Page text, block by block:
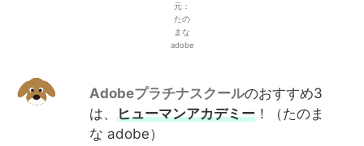
元：
たの
まな
adobe
Adobeプラチナスクールのおすすめ3
は、 ヒューマンアカデミー ！（たのま
な adobe）